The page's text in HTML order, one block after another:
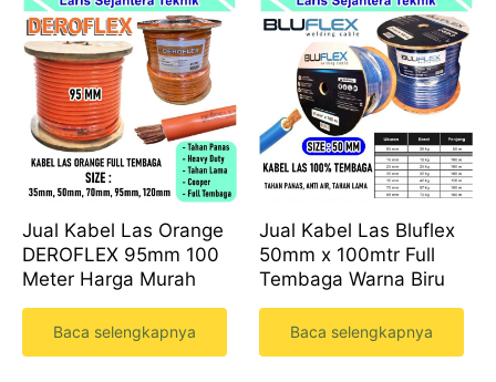
Jual Kabel Las Orange
DEROFLEX 95mm 100
Meter Harga Murah
Baca selengkapnya
Jual Kabel Las Bluflex
50mm x 100mtr Full
Tembaga Warna Biru
Baca selengkapnya